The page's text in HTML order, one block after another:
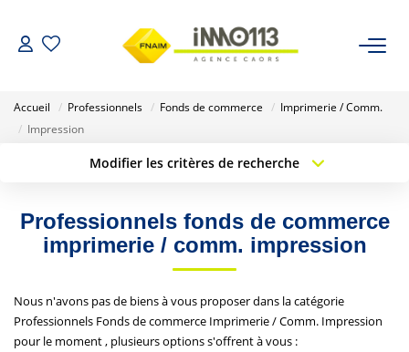
Nos Biens Vendus
ESTIMER
Accueil Professionnels Fonds de commerce
Imprimerie / Comm.
Impression
Modifier les critères de recherche
Type de transaction Localisation
Sélectionnez...
Type de bien
Surface min
Créer une alerte
Professionnels fonds de commerce
imprimerie / comm. impression
Nous n'avons pas de biens à vous proposer dans la catégorie
Professionnels Fonds de commerce Imprimerie / Comm. Impression
pour le moment , plusieurs options s'offrent à vous :